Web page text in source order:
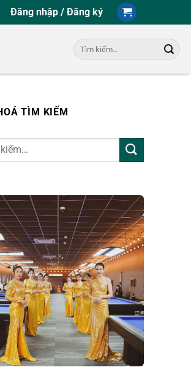
Đăng nhập / Đăng ký
Tìm
kiếm:
TÌM KIẾM